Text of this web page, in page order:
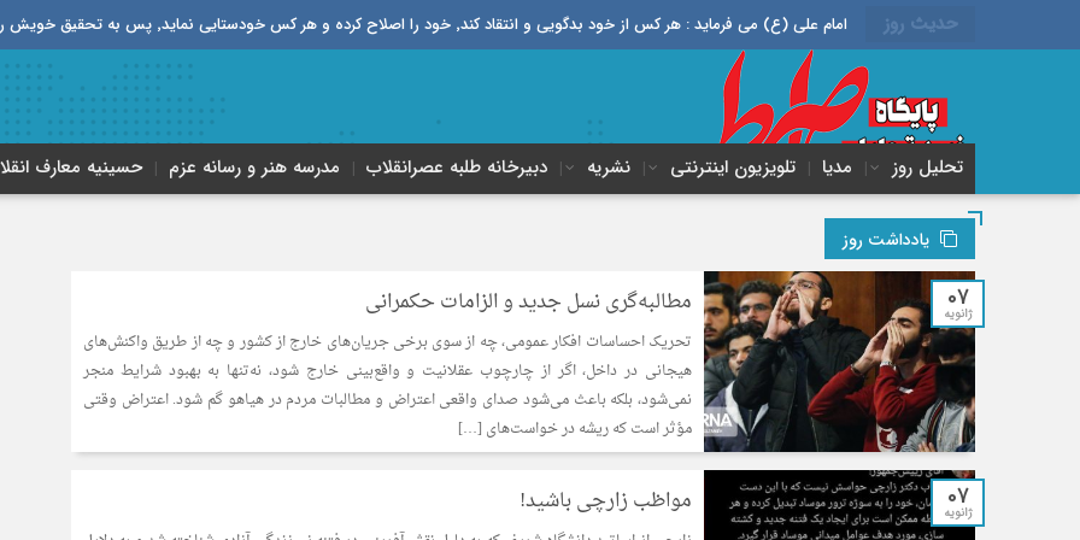
حدیث روز امام علی (ع) می فرماید : هر کس از خود بدگویی و انتقاد کند٬ خود را اصلاح کرده و هر کس خودستایی نماید٬ پس به تحقیق خویش را تباه نموده است.
تحلیل روز مدیا تلویزیون اینترنتی نشریه دبیرخانه طلبه‌ عصر‌انقلاب مدرسه هنر و رسانه عزم حسینیه معارف
یادداشت روز
07
ژانویه مطالبه‌گری نسل جدید و الزامات حکمرانی
تحریک احساسات افکار عمومی، چه از سوی برخی جریان‌های خارج از کشور و چه از طریق واکنش‌های
هیجانی در داخل، اگر از چارچوب عقلانیت و واقع‌بینی خارج شود، نه‌تنها به بهبود شرایط منجر
نمی‌شود، بلکه باعث می‌شود صدای واقعی اعتراض و مطالبات مردم در هیاهو گم شود. اعتراض وقتی
مؤثر است که ریشه در خواست‌های […]
07
ژانویه مواظب زارچی باشید!